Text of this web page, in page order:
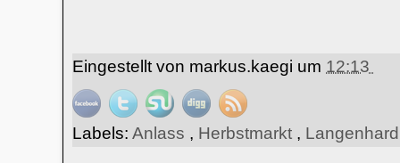
Eingestellt von markus.kaegi um 12:13
Labels: Anlass , Herbstmarkt ,